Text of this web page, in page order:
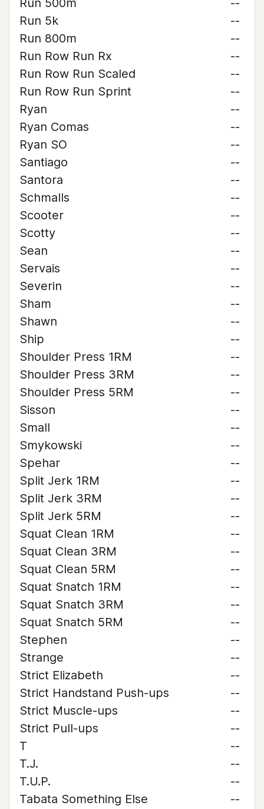
Run 500m
--
Run 5k
--
Run 800m
--
Run Row Run Rx
--
Run Row Run Scaled
--
Run Row Run Sprint
--
Ryan
--
Ryan Comas
--
Ryan SO
--
Santiago
--
Santora
--
Schmalls
--
Scooter
--
Scotty
--
Sean
--
Servais
--
Severin
--
Sham
--
Shawn
--
Ship
--
Shoulder Press 1RM
--
Shoulder Press 3RM
--
Shoulder Press 5RM
--
Sisson
--
Small
--
Smykowski
--
Spehar
--
Split Jerk 1RM
--
Split Jerk 3RM
--
Split Jerk 5RM
--
Squat Clean 1RM
--
Squat Clean 3RM
--
Squat Clean 5RM
--
Squat Snatch 1RM
--
Squat Snatch 3RM
--
Squat Snatch 5RM
--
Stephen
--
Strange
--
Strict Elizabeth
--
Strict Handstand Push-ups
--
Strict Muscle-ups
--
Strict Pull-ups
--
T
--
T.J.
--
T.U.P.
--
Tabata Something Else
--